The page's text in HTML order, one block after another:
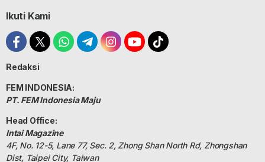
Ikuti Kami
Redaksi
FEM INDONESIA:
PT. FEM Indonesia Maju
Head Office:
Intai Magazine
4F, No. 12-5, Lane 77, Sec. 2, Zhong Shan North Rd, Zhongshan
Dist, Taipei City, Taiwan